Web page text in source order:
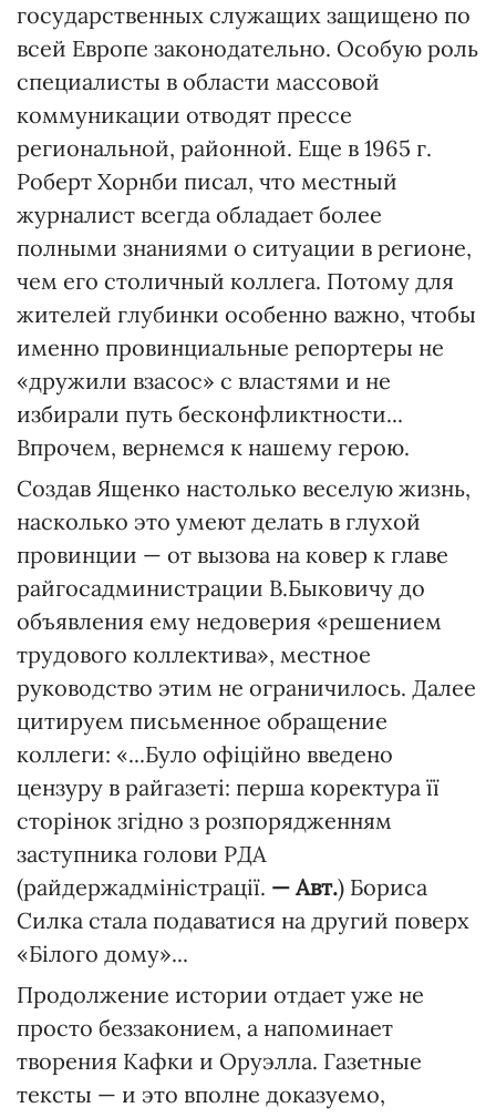
государственных служащих защищено по
всей Европе законодательно. Особую роль
специалисты в области массовой
коммуникации отводят прессе
региональной, районной. Еще в 1965 г.
Роберт Хорнби писал, что местный
журналист всегда обладает более
полными знаниями о ситуации в регионе,
чем его столичный коллега. Потому для
жителей глубинки особенно важно, чтобы
именно провинциальные репортеры не
«дружили взасос» с властями и не
избирали путь бесконфликтности...
Впрочем, вернемся к нашему герою.
Создав Ященко настолько веселую жизнь,
насколько это умеют делать в глухой
провинции — от вызова на ковер к главе
райгосадминистрации В.Быковичу до
объявления ему недоверия «решением
трудового коллектива», местное
руководство этим не ограничилось. Далее
цитируем письменное обращение
коллеги: «...Було офіційно введено
цензуру в райгазеті: перша коректура її
сторінок згідно з розпорядженням
заступника голови РДА
(райдержадміністрації. — Авт.) Бориса
Силка стала подаватися на другий поверх
«Білого дому»...
Продолжение истории отдает уже не
просто беззаконием, а напоминает
творения Кафки и Оруэлла. Газетные
тексты — и это вполне доказуемо,